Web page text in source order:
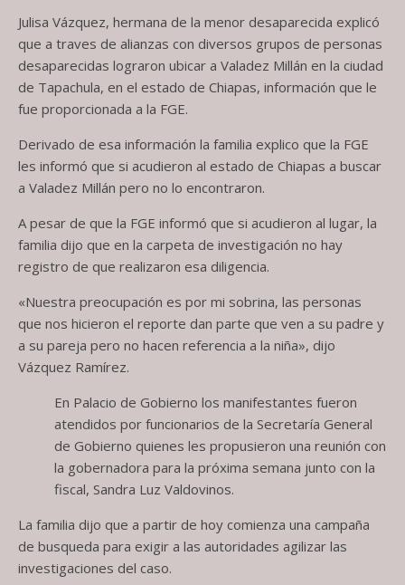
Julisa Vázquez, hermana de la menor desaparecida explicó
que a traves de alianzas con diversos grupos de personas
desaparecidas lograron ubicar a Valadez Millán en la ciudad
de Tapachula, en el estado de Chiapas, información que le
fue proporcionada a la FGE.
Derivado de esa información la familia explico que la FGE
les informó que si acudieron al estado de Chiapas a buscar
a Valadez Millán pero no lo encontraron.
A pesar de que la FGE informó que si acudieron al lugar, la
familia dijo que en la carpeta de investigación no hay
registro de que realizaron esa diligencia.
«Nuestra preocupación es por mi sobrina, las personas
que nos hicieron el reporte dan parte que ven a su padre y
a su pareja pero no hacen referencia a la niña», dijo
Vázquez Ramírez.
En Palacio de Gobierno los manifestantes fueron
atendidos por funcionarios de la Secretaría General
de Gobierno quienes les propusieron una reunión con
la gobernadora para la próxima semana junto con la
fiscal, Sandra Luz Valdovinos.
La familia dijo que a partir de hoy comienza una campaña
de busqueda para exigir a las autoridades agilizar las
investigaciones del caso.